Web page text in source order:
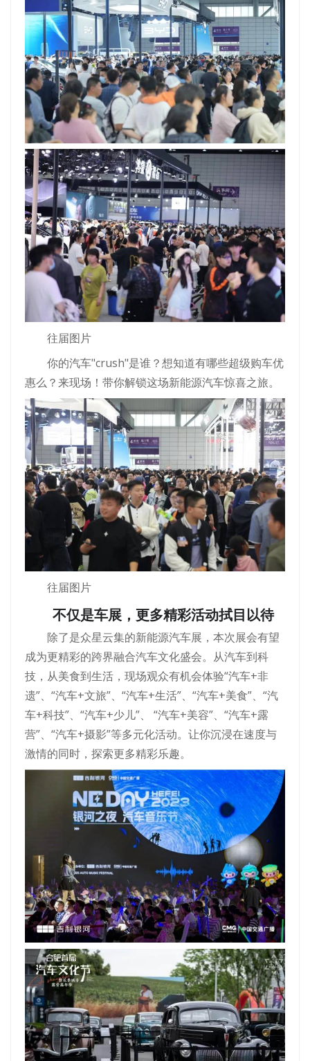
往届图片
你的汽车"crush"是谁？想知道有哪些超级购车优
惠么？来现场！带你解锁这场新能源汽车惊喜之旅。
往届图片
不仅是车展，更多精彩活动拭目以待
除了是众星云集的新能源汽车展，本次展会有望
成为更精彩的跨界融合汽车文化盛会。从汽车到科
技，从美食到生活，现场观众有机会体验“汽车+非
遗”、“汽车+文旅”、“汽车+生活”、“汽车+美食”、“汽
车+科技”、“汽车+少儿”、 “汽车+美容”、“汽车+露
营”、“汽车+摄影”等多元化活动。让你沉浸在速度与
激情的同时，探索更多精彩乐趣。